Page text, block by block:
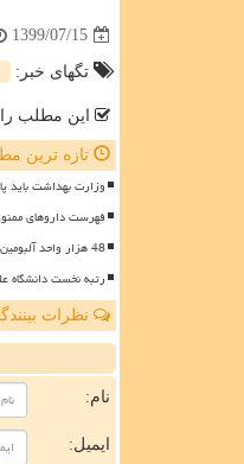
1399/07/15
تگهای خبر:
این مطلب
تازه ترین
وزارت بهداشت باید
فهرست داروهای
48 هزار واحد آلبومین و فاکتور 9 در کشور توزیع می شود
رتبه نخست دانشگاه
نظرات
نام:
ایمیل: